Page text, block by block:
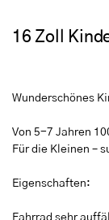
16 Zoll
Wunderschönes
Von 5-7 Jahren
Für die Kleinen –
Eigenschaften: